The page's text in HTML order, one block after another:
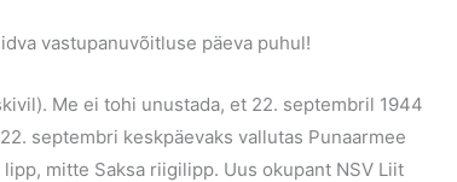
vastupanuvõitluse päeva puhul!
Me ei tohi unustada, et 22. septembril 1944
septembri keskpäevaks vallutas Punaarmee
mitte Saksa riigilipp. Uus okupant NSV Liit